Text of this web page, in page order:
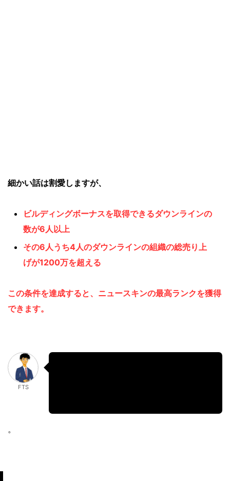
細かい話は割愛しますが、
ビルディングボーナスを取得できるダウンラインの
数が6人以上
その6人うち4人のダウンラインの組織の総売り上
げが1200万を超える
この条件を達成すると、ニュースキンの最高ランクを獲得
できます。
FTS
。